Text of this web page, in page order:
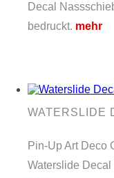
Decal
bedruckt. mehr
WATERSLIDE
Pin-Up Art Deco
Waterslide